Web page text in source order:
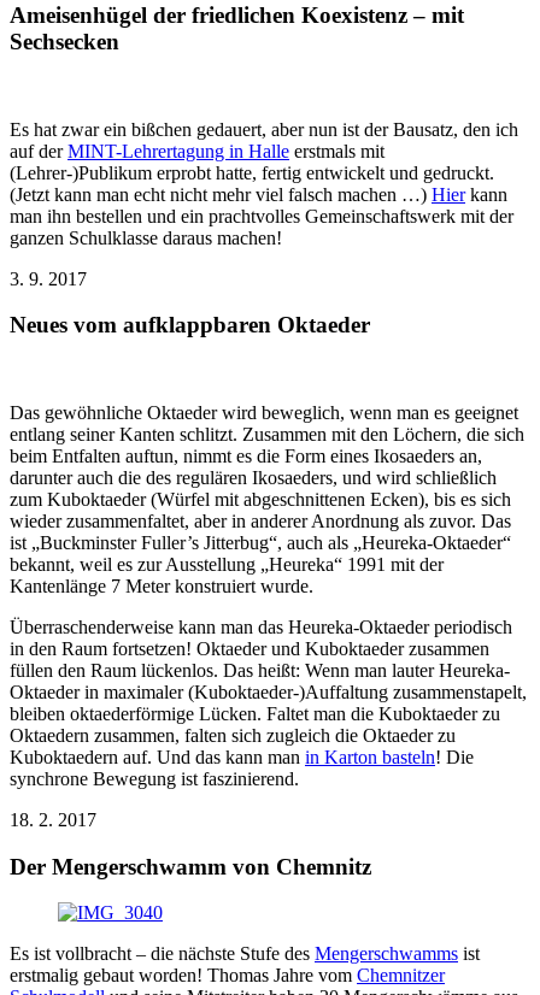
Ameisenhügel der friedlichen Koexistenz – mit
Sechsecken
Es hat zwar ein bißchen gedauert, aber nun ist der Bausatz, den ich
auf derMINT-Lehrertagung in Halle erstmals mit
(Lehrer-)Publikum erprobt hatte, fertig entwickelt und gedruckt.
(Jetzt kann man echt nicht mehr viel falsch machen …) Hierkann
man ihn bestellen und ein prachtvolles Gemeinschaftswerk mit der
ganzen Schulklasse daraus machen!
3. 9. 2017
Neues vom aufklappbaren Oktaeder
Das gewöhnliche Oktaeder wird beweglich, wenn man es geeignet
entlang seiner Kanten schlitzt. Zusammen mit den Löchern, die sich
beim Entfalten auftun, nimmt es die Form eines Ikosaeders an,
darunter auch die des regulären Ikosaeders, und wird schließlich
zum Kuboktaeder (Würfel mit abgeschnittenen Ecken), bis es sich
wieder zusammenfaltet, aber in anderer Anordnung als zuvor. Das
ist „Buckminster Fuller’s Jitterbug“, auch als „Heureka-Oktaeder“
bekannt, weil es zur Ausstellung „Heureka“ 1991 mit der
Kantenlänge 7 Meter konstruiert wurde.
Überraschenderweise kann man das Heureka-Oktaeder periodisch
in den Raum fortsetzen! Oktaeder und Kuboktaeder zusammen
füllen den Raum lückenlos. Das heißt: Wenn man lauter Heureka-
Oktaeder in maximaler (Kuboktaeder-)Auffaltung zusammenstapelt,
bleiben oktaederförmige Lücken. Faltet man die Kuboktaeder zu
Oktaedern zusammen, falten sich zugleich die Oktaeder zu
Kuboktaedern auf. Und das kann man in Karton basteln! Die
synchrone Bewegung ist faszinierend.
18. 2. 2017
Der Mengerschwamm von Chemnitz
Es ist vollbracht – die nächste Stufe des Mengerschwamms ist
erstmalig gebaut worden! Thomas Jahre vom Chemnitzer